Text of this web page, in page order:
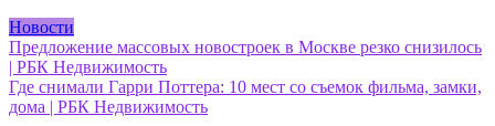
Новости
Навигация
по
записям
Предложение массовых новостроек в Москве резко снизилось
| РБК Недвижимость
Где снимали Гарри Поттера: 10 мест со съемок фильма, замки,
дома | РБК Недвижимость